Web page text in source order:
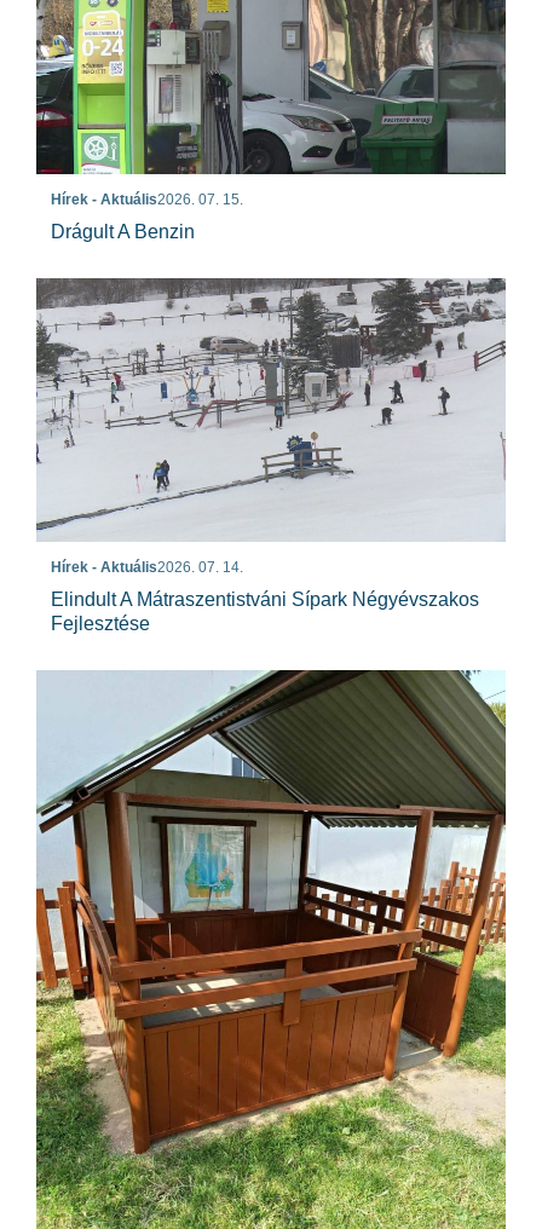
Hírek - Aktuális2026. 07. 15.
Drágult A Benzin
Hírek - Aktuális2026. 07. 14.
Elindult A Mátraszentistváni Sípark Négyévszakos
Fejlesztése